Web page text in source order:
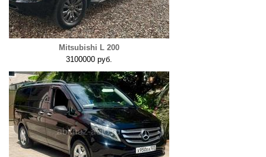
Mitsubishi L 200
3100000 руб.